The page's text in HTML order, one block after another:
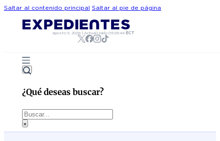
Saltar al contenido principal Saltar al pie de página
agosto 9, 2026| Actualizado 05:26:44 ECT
¿Qué deseas buscar?
Buscar
×